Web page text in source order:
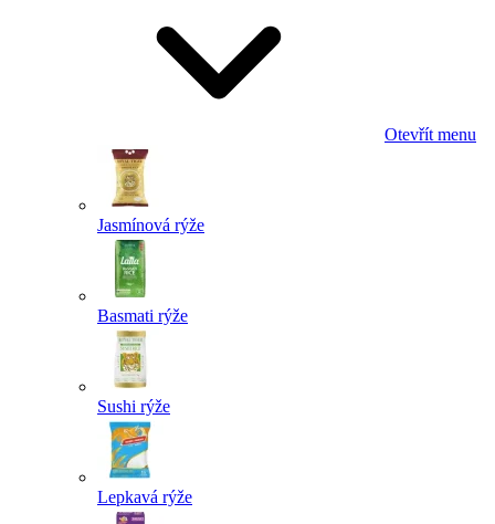
Otevřít menu
Jasmínová rýže
Basmati rýže
Sushi rýže
Lepkavá rýže